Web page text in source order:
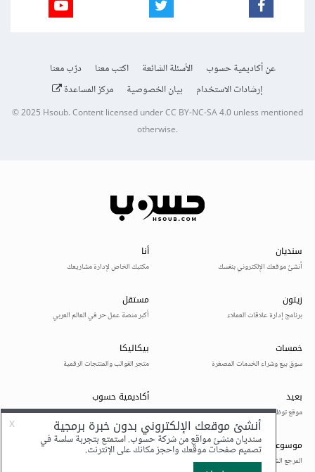
عن أكاديمية حسوب الأسئلة الشائعة اكتب معنا
درّب معنا
إرشادات الاستخدام
بيان الخصوصية مركز المساعدة
© 2025Hsoub.Content licensed underCC BY-NC-SA 4.0unless mentioned
otherwise.